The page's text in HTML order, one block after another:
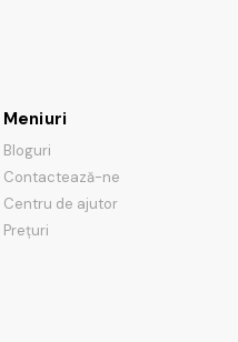
Meniuri
Bloguri
Contactează-ne
Centru de ajutor
Prețuri